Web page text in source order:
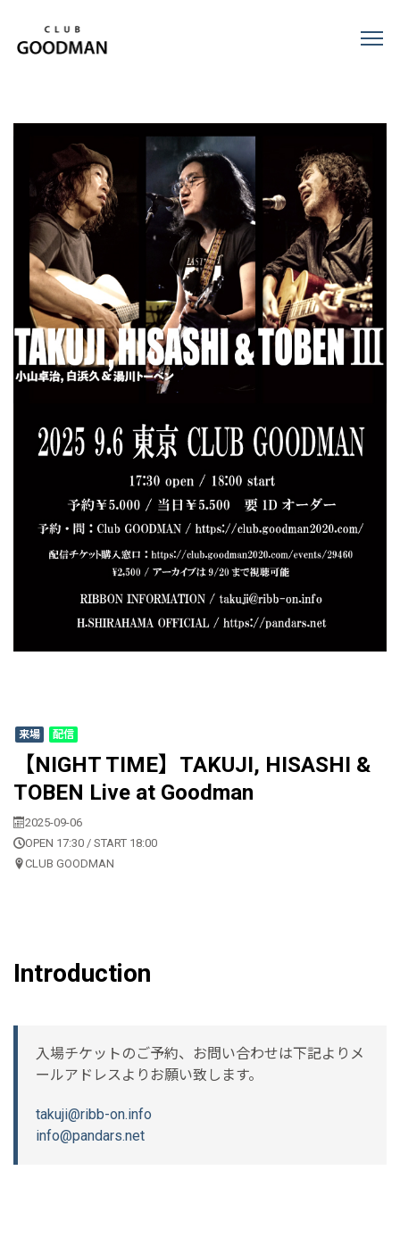
来場 配信
【NIGHT TIME】TAKUJI, HISASHI &
TOBEN Live at Goodman
2025-09-06
OPEN 17:30 / START 18:00
CLUB GOODMAN
Introduction
入場チケットのご予約、お問い合わせは下記よりメ
ールアドレスよりお願い致します。
takuji@ribb-on.info
info@pandars.net